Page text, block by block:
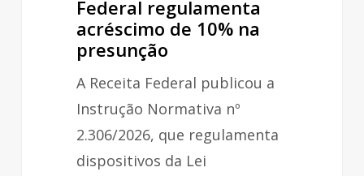
regulamenta
acréscimo
presunção
Federal regulamenta
acréscimo de 10% na
presunção
A Receita Federal publicou a
Instrução Normativa nº
2.306/2026, que regulamenta
dispositivos da Lei